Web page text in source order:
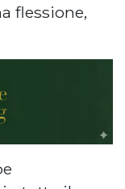
flessione,